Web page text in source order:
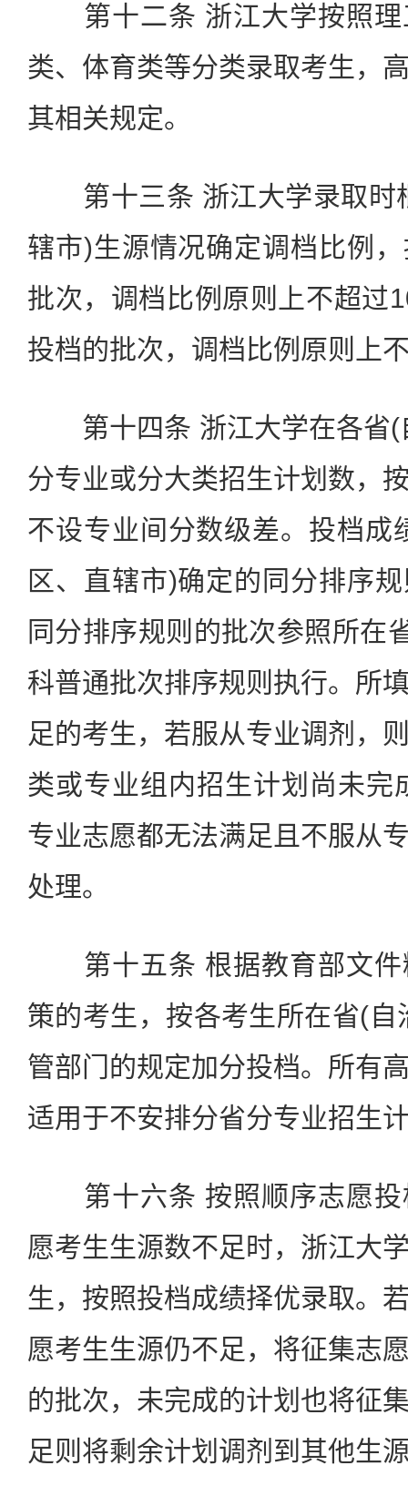
第十二条 浙江大学按照理
类、体育类等分类录取考生，
其相关规定。
第十三条 浙江大学录取时
辖市)生源情况确定调档比例
批次，调档比例原则上不超过
投档的批次，调档比例原则上
第十四条 浙江大学在各省(
分专业或分大类招生计划数，
不设专业间分数级差。投档成
区、直辖市)确定的同分排序
同分排序规则的批次参照所在
科普通批次排序规则执行。所
足的考生，若服从专业调剂，
类或专业组内招生计划尚未完
专业志愿都无法满足且不服从
处理。
第十五条 根据教育部文件
策的考生，按各考生所在省(
管部门的规定加分投档。所有
适用于不安排分省分专业招生
第十六条 按照顺序志愿投
愿考生生源数不足时，浙江大
生，按照投档成绩择优录取。
愿考生生源仍不足，将征集志
的批次，未完成的计划也将征
足则将剩余计划调剂到其他生